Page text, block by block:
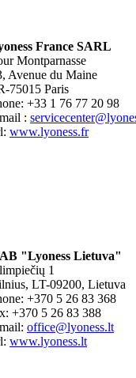
France SARL
Montparnasse
Avenue du Maine
75015 Paris
+33 1 76 77 20 98
: servicecenter
www.lyoness.fr
"Lyoness Lietuva"
1
LT-09200, Lietuva
+370 5 26 83 368
+370 5 26 83 388
office@lyoness.lt
www.lyoness.lt